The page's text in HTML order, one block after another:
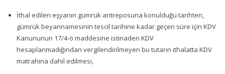
İthal edilen eşyanın gümrük antreposuna konulduğu tarihten,
gümrük beyannamesinin tescil tarihine kadar geçen süre için KDV
Kanununun 17/4-ö maddesine istinaden KDV
hesaplanmadığından vergilendirilmeyen bu tutarın ithalatta KDV
matrahına dahil edilmesi,